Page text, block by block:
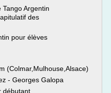
Argentin
des
pour élèves
(Colmar,Mulhouse,Alsace)
- Georges Galopa
débutant